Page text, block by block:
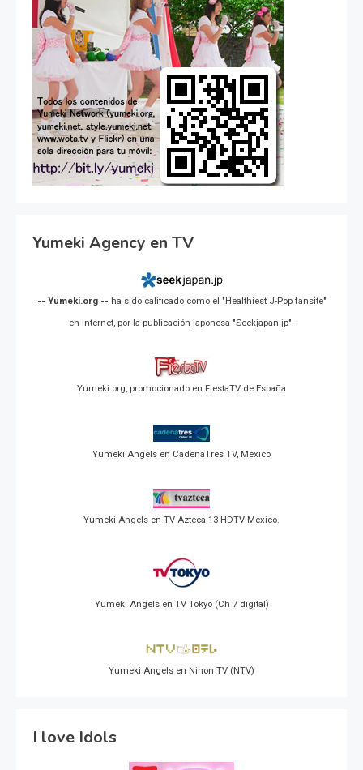
Yumeki Agency en TV
-- Yumeki.org -- ha sido calificado como el "Healthiest J-Pop fansite"
en Internet, por la publicación japonesa "Seekjapan.jp".
Yumeki.org, promocionado en FiestaTV de España
Yumeki Angels en CadenaTres TV, Mexico
Yumeki Angels en TV Azteca 13 HDTV Mexico.
Yumeki Angels en TV Tokyo (Ch 7 digital)
Yumeki Angels en Nihon TV (NTV)
I love Idols